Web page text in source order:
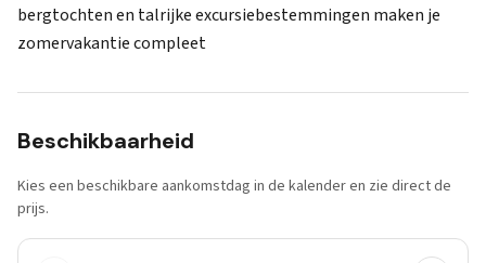
bergtochten en talrijke excursiebestemmingen maken je
zomervakantie compleet
Beschikbaarheid
Kies een beschikbare aankomstdag in de kalender en zie direct de
prijs.